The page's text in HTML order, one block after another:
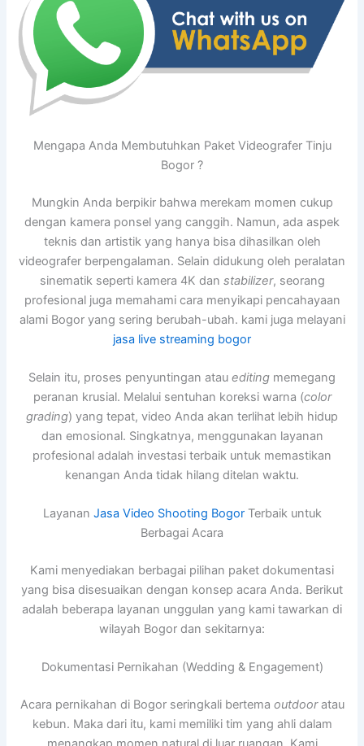
Mengapa Anda Membutuhkan Paket Videografer Tinju
Bogor ?
Mungkin Anda berpikir bahwa merekam momen cukup
dengan kamera ponsel yang canggih. Namun, ada aspek
teknis dan artistik yang hanya bisa dihasilkan oleh
videografer berpengalaman. Selain didukung oleh peralatan
sinematik seperti kamera 4K dan stabilizer, seorang
profesional juga memahami cara menyikapi pencahayaan
alami Bogor yang sering berubah-ubah. kami juga melayani
jasa live streaming bogor
Selain itu, proses penyuntingan atau editing memegang
peranan krusial. Melalui sentuhan koreksi warna (color
grading) yang tepat, video Anda akan terlihat lebih hidup
dan emosional. Singkatnya, menggunakan layanan
profesional adalah investasi terbaik untuk memastikan
kenangan Anda tidak hilang ditelan waktu.
Layanan Jasa Video Shooting BogorTerbaik untuk
Berbagai Acara
Kami menyediakan berbagai pilihan paket dokumentasi
yang bisa disesuaikan dengan konsep acara Anda. Berikut
adalah beberapa layanan unggulan yang kami tawarkan di
wilayah Bogor dan sekitarnya:
Dokumentasi Pernikahan (Wedding & Engagement)
Acara pernikahan di Bogor seringkali bertema outdooratau
kebun. Maka dari itu, kami memiliki tim yang ahli dalam